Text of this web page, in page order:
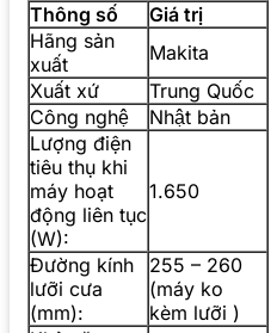
Thông số
Giá trị
Hãng sản
xuất
Makita
Xuất xứ
Trung Quốc
Công nghệ
Nhật bản
Lượng điện
tiêu thụ khi
máy hoạt
động liên tục
(W):
1.650
Đường kính
lưỡi cưa
(mm):
255 – 260
(máy ko
kèm lưỡi )